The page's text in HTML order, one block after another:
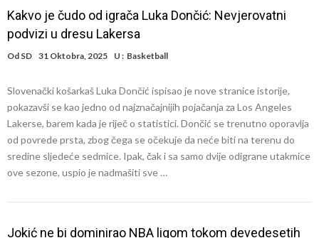
ponudu
Osimen želi u Atletiko: Šta mislite o ovoj zameni?
Ronaldo pokazao fotografije iz garaže. “Moje igračke”
Španci uvode nova pravila ove sezone
Ostvariće se velika želja Dijega Simeonea? Atletiko kreće po
argentinsku zvezdu
Kakvo je čudo od igrača Luka Dončić: Nevjerovatni
podvizi u dresu Lakersa
Od SD 31 Oktobra, 2025 U : Basketball
Slovenački košarkaš Luka Dončić ispisao je nove stranice istorije,
pokazavši se kao jedno od najznačajnijih pojačanja za Los Angeles
Lakerse, barem kada je riječ o statistici. Dončić se trenutno oporavlja
od povrede prsta, zbog čega se očekuje da neće biti na terenu do
sredine sljedeće sedmice. Ipak, čak i sa samo dvije odigrane utakmice
ove sezone, uspio je nadmašiti sve …
Jokić ne bi dominirao NBA ligom tokom devedesetih